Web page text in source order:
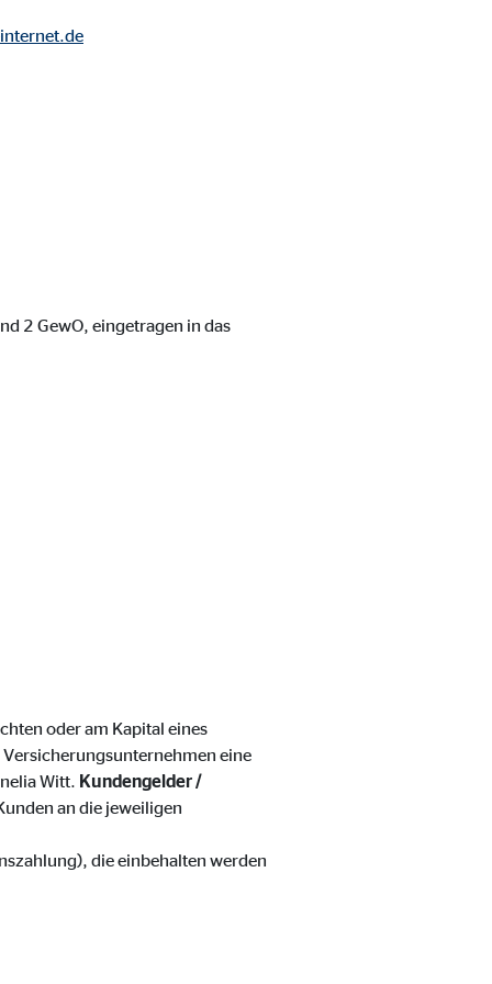
2 GewO, eingetragen in das
oder am Kapital eines
eine
Witt. Kundengelder /
an die jeweiligen
die einbehalten werden
übermittelt, die die